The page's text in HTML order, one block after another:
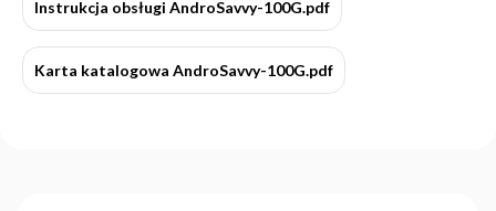
Instrukcja obsługi AndroSavvy-100G.pdf
Karta katalogowa AndroSavvy-100G.pdf